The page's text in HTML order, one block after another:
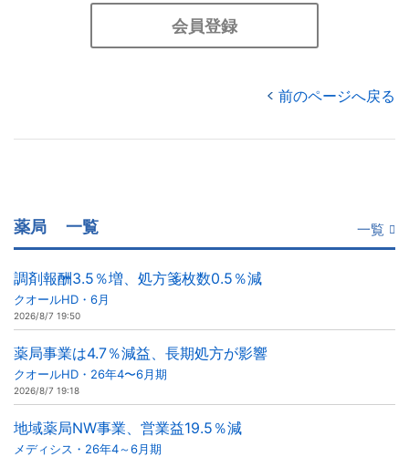
会員登録
前のページへ戻る
薬局 一覧 一覧
調剤報酬3.5％増、処方箋枚数0.5％減
クオールHD・6月
2026/8/7 19:50
薬局事業は4.7％減益、長期処方が影響
クオールHD・26年4〜6月期
2026/8/7 19:18
地域薬局NW事業、営業益19.5％減
メディシス・26年4～6月期